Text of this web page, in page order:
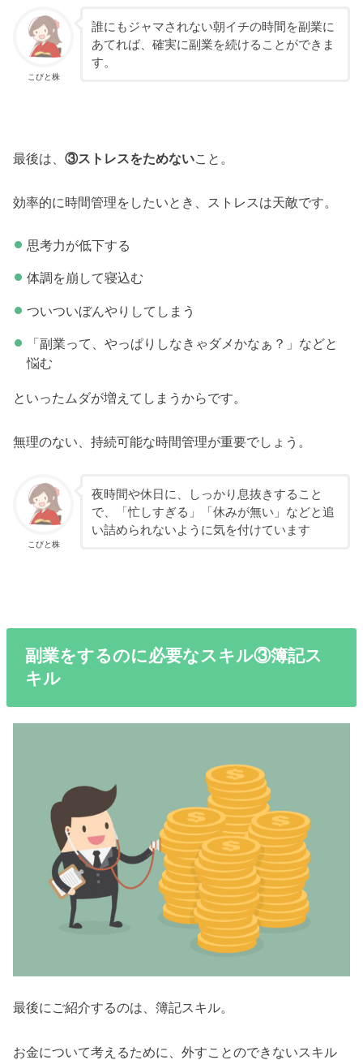
こびと株
誰にもジャマされない朝イチの時間を副業に
あてれば、確実に副業を続けることができま
す。
最後は、③ストレスをためないこと。
効率的に時間管理をしたいとき、ストレスは天敵です。
思考力が低下する
体調を崩して寝込む
ついついぼんやりしてしまう
「副業って、やっぱりしなきゃダメかなぁ？」などと
悩む
といったムダが増えてしまうからです。
無理のない、持続可能な時間管理が重要でしょう。
こびと株
夜時間や休日に、しっかり息抜きすること
で、「忙しすぎる」「休みが無い」などと追
い詰められないように気を付けています
副業をするのに必要なスキル③簿記ス
キル
最後にご紹介するのは、簿記スキル。
お金について考えるために、外すことのできないスキル